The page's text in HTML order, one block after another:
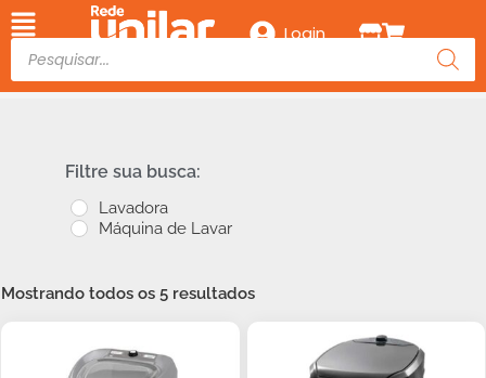
Login
Filtre sua busca:
Lavadora
Máquina de Lavar
Mostrando todos os 5 resultados